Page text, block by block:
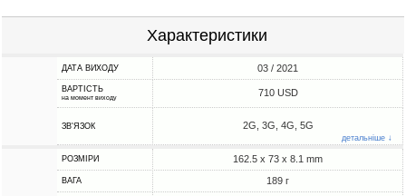
Характеристики
ДАТА ВИХОДУ 03 / 2021
ВАРТІСТЬ
на момент виходу 710 USD
ЗВ'ЯЗОК 2G, 3G, 4G, 5G
детальніше ↓
РОЗМІРИ 162.5 x 73 x 8.1 mm
ВАГА 189 г